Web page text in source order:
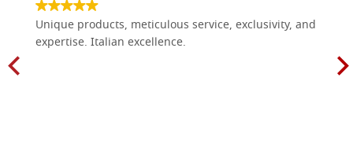
Unique products, meticulous service, exclusivity, and
expertise. Italian excellence.